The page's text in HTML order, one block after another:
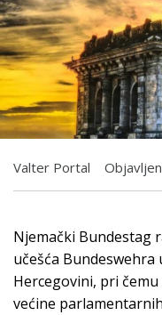
Valter Portal
Njemački Bundestag
učešća Bundeswehra
Hercegovini, pri
većine